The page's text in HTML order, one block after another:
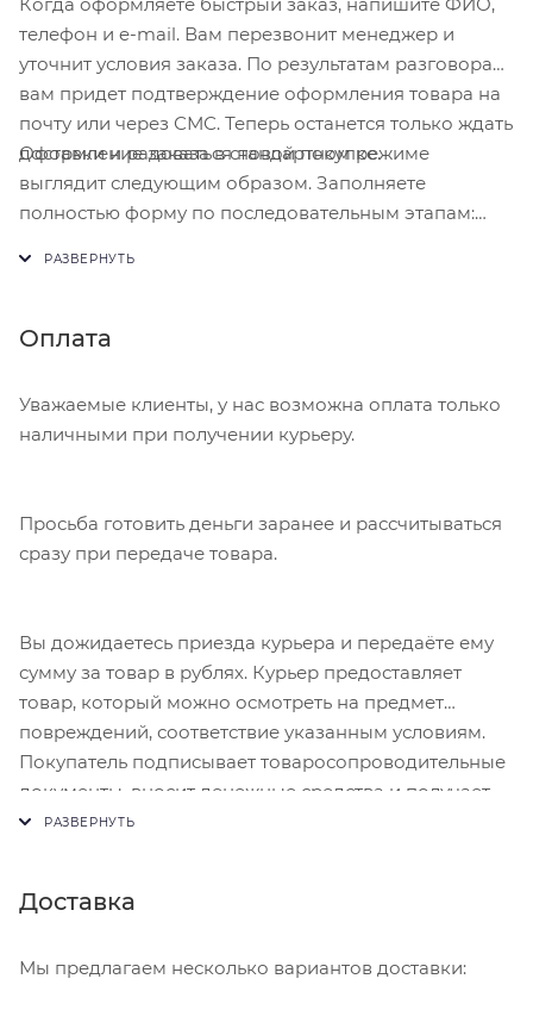
телефон и e-mail. Вам перезвонит менеджер и
уточнит условия заказа. По результатам разговора
вам придет подтверждение оформления товара на
почту или через СМС. Теперь останется только ждать
доставки и радоваться новой покупке.
Оформление заказа в стандартном режиме
выглядит следующим образом. Заполняете
полностью форму по последовательным этапам:
Нажмите кнопку «Оформить заказ».
Оплата
Уважаемые клиенты, у нас возможна оплата только
наличными при получении курьеру.
Просьба готовить деньги заранее и рассчитываться
сразу при передаче товара.
Вы дожидаетесь приезда курьера и передаёте ему
сумму за товар в рублях. Курьер предоставляет
товар, который можно осмотреть на предмет
повреждений, соответствие указанным условиям.
Покупатель подписывает товаросопроводительные
документы, вносит денежные средства и получает
чек.
Доставка
Мы предлагаем несколько вариантов доставки: